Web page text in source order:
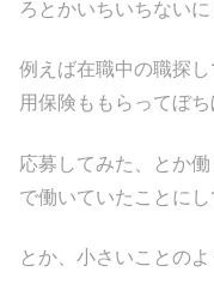
ろとかいちいちないに
例えば在職中の職探
用保険ももらってぼち
応募してみた、とか
で働いていたことにし
とか、小さいことの